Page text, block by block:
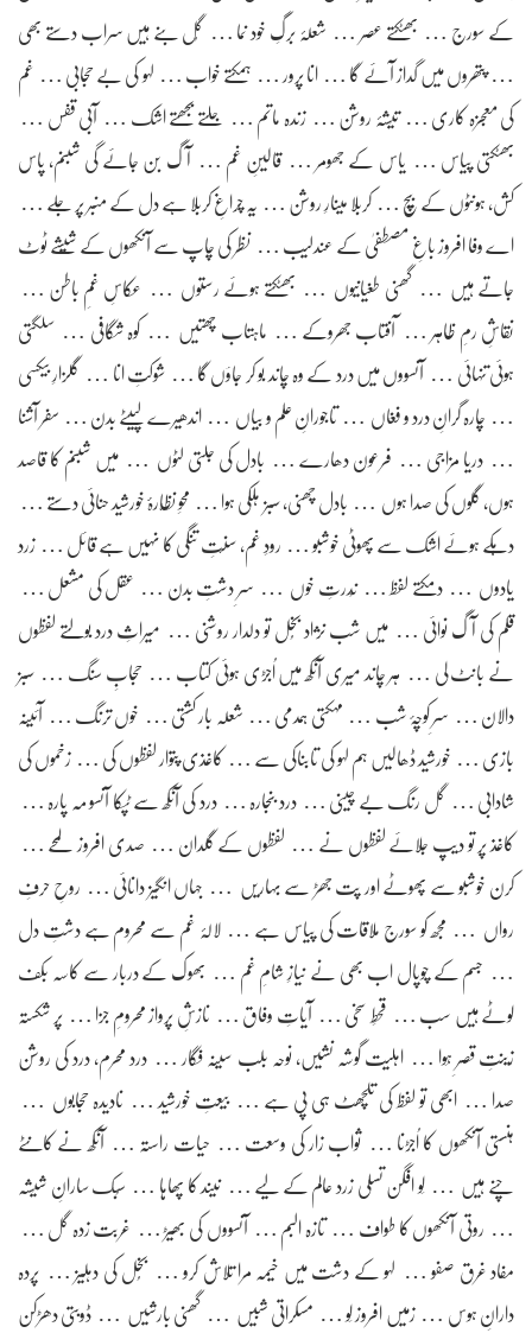
کے سورج … بھٹکتے عصر … شعلۂ برگِ خود نما … گُل بنے ہیں سراب دستے بھی
… پتھروں میں گداز آئے گا … انا پرور … ہمکتے خواب … لہو کی بے حجابی … غم
کی معجزہ کاری … تیٖشۂ روشن … زندہ ماتم … جلتے بجھتے اشک … آبی قفس …
بھٹکتی پیاس … یاس کے جھومر … قالیٖنِ غم … آگ بن جائے گی شبنم، پاس
کش، ہونٹوں کے بیٖچ … کربلا میٖنارِ روشن … یہ چراغِ کربلا ہے دل کے منبر پر جلے …
اے وفا افروز باغِ مصطفیٰ کے عندلیٖب … نظر کی چاپ سے آنکھوں کے شیٖشے ٹوٹ
جاتے ہیں … گھنی طغیانیوں … بھٹکتے ہوئے رستوں … عکاسِ غمِ باطن …
نقاشِ رمِ ظاہر … آفتاب جھروکے … ماہتاب چھتیں … کوہ شگافی … سلگتی
ہوئی تنہائی … آنسووں میں درد کے وہ چاند بو کر جاؤں گا … شوکتِ انا … گلزارِ بیکسی
… چارہ گرانِ درد و فغاں … تاجورانِ علم و بیاں … اندھیرے لپیٹے بدن … سفر آشنا
… دریا مزاجی … فرعون دھارے … بادل کی جلتی لٹوں … میں شبنم کا قاصد
ہوں، گلوں کی صدا ہوں … بادل چھنی، سبز ہلکی ہوا … محوِ نظّارۂ خورشید حنائی دستے …
دہکے ہوئے اشک سے پھوٹی خوشبو … رودِ غم، سنّتِ تنگی کا نہیں ہے قائل … زرد
یادوں … دمکتے لفظ … نُدرتِ خوں … سرِ دشتِ بدن … عقل کی مشعل …
قلم کی آگ نوائی … میں شب نژاد بُخل تو دلدار روشنی … میراثِ درد بولتے لفظوں
نے بانٹ لی … ہر چاند میری آنکھ میں اُجڑی ہوئی کتاب … حجابِ سنگ … سبز
دالان … سرِ کوچۂ شب … مہکتی ہمدمی … شعلہ بار کشتی … خوں ترنگ … آئینہ
بازی … خورشید ڈھالیں ہم لہو کی تابناکی سے … کاغذی پتوار لفظوں کی … زخموں کی
شادابی … گل رنگ بے چینی … درد بنجارہ … درد کی آنکھ سے ٹپکا آنسو مہ پارہ …
کاغذ پر تو دیپ جلائے لفظوں نے … لفظوں کے گلدان … صدی افروز لمحے …
کرن خوشبو سے پھوٹے اور پت جھڑ سے بہاریں … جہاں انگیز دانائی … روحِ حرفِ
رواں … مجھ کو سورج ملاقات کی پیاس ہے … لالۂ غم سے محروم ہے دشتِ دل
… جسم کے چوپال اب بھی نے نیازِ شامِ غم … بھوک کے دربار سے کاسہ بکف
لوٹے ہیں سب … قحطِ سخی … آیاتِ وفاق … نازشِ پرواز محرومِ جزا … پر شکستہ
زینتِ قصرِ ہَوا … اہلیت گوشہ نشیٖں، نوحہ بلب سیٖنہ فگار … درد محرم، درد کی روشن
صدا … ابھی تو لفظ کی تلچھٹ ہی پی ہے … بیعتِ خورشید … نادیدہ حجابوں …
ہنستی آنکھوں کا اُجڑنا … ثواب زار کی وسعت … حیات راستہ … آنکھ نے کانٹے
چنے ہیں … لَو افگن تسلی زرد عالم کے لیے … نیند کا پھاہا … سُبک سارانِ شیٖشہ
… روتی آنکھوں کا طواف … تازہ البم … آنسووں کی بھیڑ … غربت زدہ گل …
مفاد غرق صفو … لہو کے دشت میں خیمہ مرا تلاش کرو … بُخل کی دہلیز … پردہ
دارانِ ہوس … زمیں افروز لَو … مسکراتی شبیں … گھنی بارشیں … ڈوبتی دھڑکن